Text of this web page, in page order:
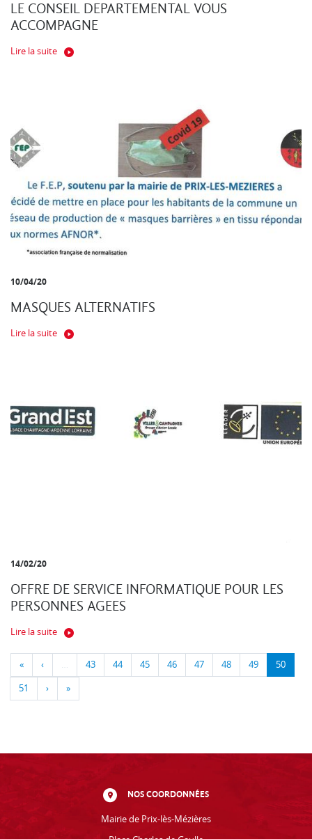
LE CONSEIL DEPARTEMENTAL VOUS
ACCOMPAGNE
Lire la suite
10/04/20
MASQUES ALTERNATIFS
Lire la suite
14/02/20
OFFRE DE SERVICE INFORMATIQUE POUR LES
PERSONNES AGEES
Lire la suite
« ‹ … 43 44 45 46 47 48 49 50
51 › »
NOS COORDONNÉES
Mairie de Prix-lès-Mézières